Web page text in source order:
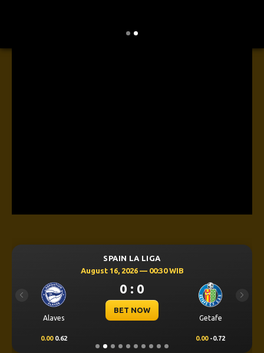
SPAIN LA LIGA
August 16, 2026 — 00:30 WIB
Alaves
0 : 0
BET NOW
Getafe
0.00 0.62 0.00 -0.72
Previous Next